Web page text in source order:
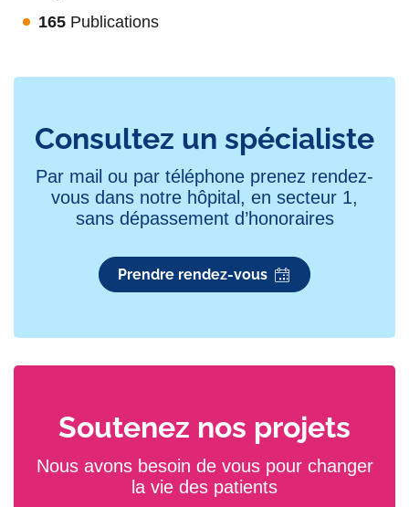
165 Publications
Consultez un spécialiste
Par mail ou par téléphone prenez rendez-
vous dans notre hôpital, en secteur 1,
sans dépassement d’honoraires
Prendre rendez-vous
Soutenez nos projets
Nous avons besoin de vous pour changer
la vie des patients